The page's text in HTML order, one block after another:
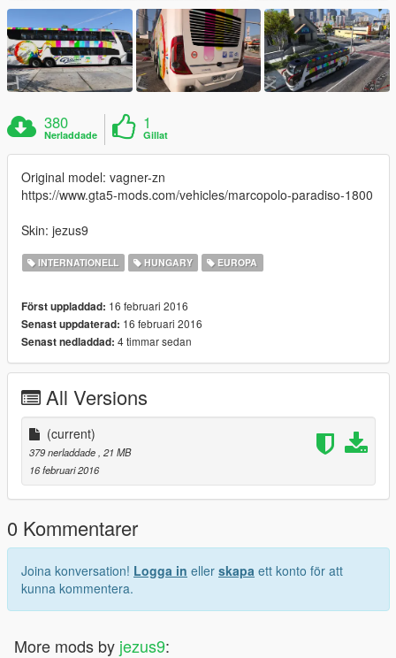
380
Nerladdade
1
Gillat
Original model: vagner-zn
https://www.gta5-mods.com/vehicles/marcopolo-paradiso-1800
Skin: jezus9
INTERNATIONELL HUNGARY EUROPA
Först uppladdad: 16 februari 2016
Senast uppdaterad: 16 februari 2016
Senast nedladdad: 4 timmar sedan
All Versions
(current)
379 nerladdade , 21 MB
16 februari 2016
0 Kommentarer
Joina konversation! Logga in eller skapa ett konto för att
kunna kommentera.
More mods by jezus9: